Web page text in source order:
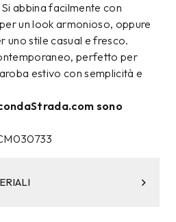
abbina facilmente con
per un look armonioso, oppure
uno stile casual e fresco.
perfetto per
estivo con semplicità e
sono